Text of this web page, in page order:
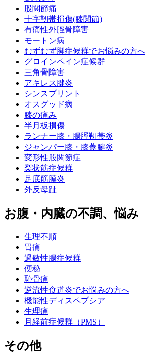
股関節痛
十字靭帯損傷(膝関節)
有痛性外脛骨障害
モートン病
むずむず脚症候群でお悩みの方へ
グロインペイン症候群
三角骨障害
アキレス腱炎
シンスプリント
オスグッド病
膝の痛み
半月板損傷
ランナー膝・腸脛靭帯炎
ジャンパー膝・膝蓋腱炎
変形性股関節症
梨状筋症候群
足底筋膜炎
外反母趾
お腹・内臓の不調、悩み
生理不順
胃痛
過敏性腸症候群
便秘
恥骨痛
逆流性食道炎でお悩みの方へ
機能性ディスペプシア
生理痛
月経前症候群（PMS）
その他